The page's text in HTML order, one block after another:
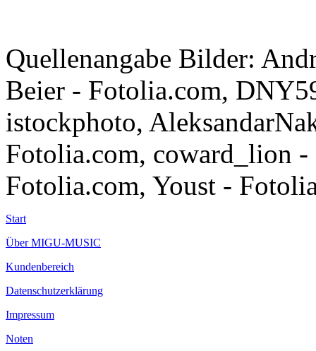
Quellenangabe Bilder:
Beier - Fotolia.com,
istockphoto,
Fotolia.com, coward_lion
Fotolia.com, Youst -
Start
Über MIGU-MUSIC
Kundenbereich
Datenschutzerklärung
Impressum
Noten